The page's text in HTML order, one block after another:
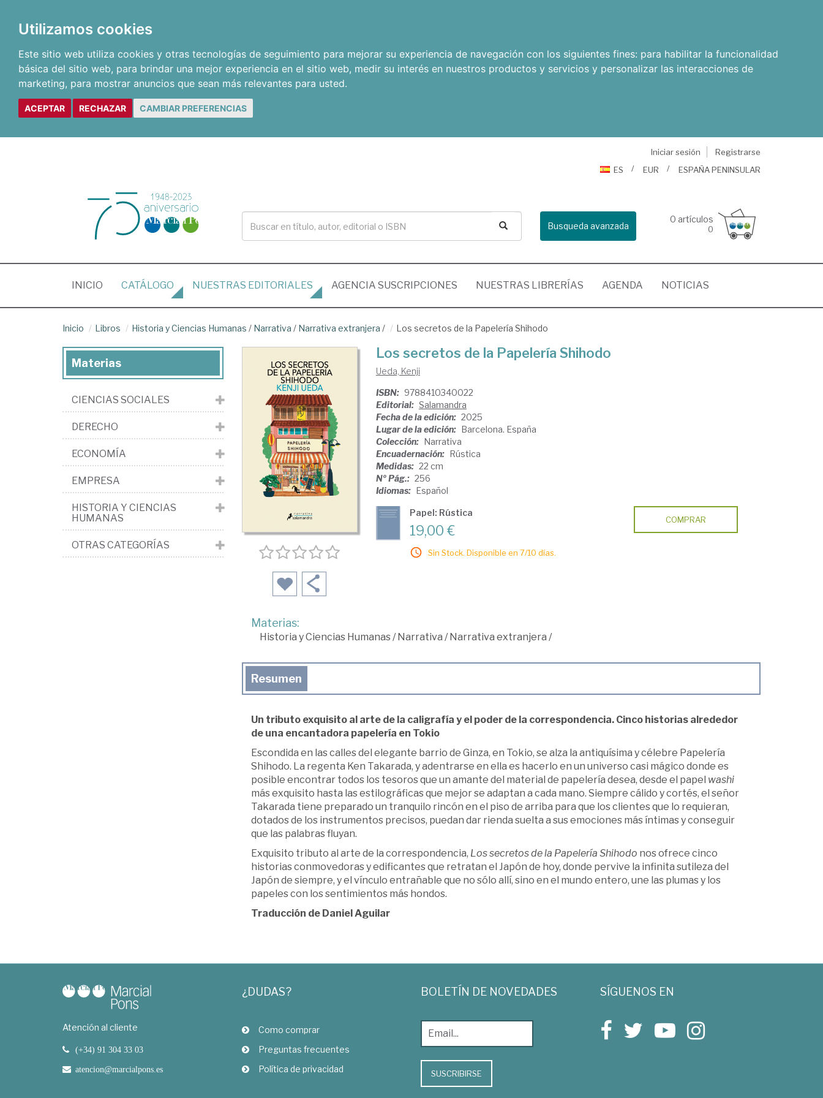
Utilizamos cookies
Este sitio web utiliza cookies y otras tecnologías de seguimiento para mejorar su experiencia de navegación con los siguientes fines: para habilitar la funcionalidad
básica del sitio web, para brindar una mejor experiencia en el sitio web, medir su interés en nuestros productos y servicios y personalizar las interacciones de
marketing, para mostrar anuncios que sean más relevantes para usted.
ACEPTAR RECHAZAR CAMBIAR PREFERENCIAS
Iniciar sesión
Registrarse
ES
EUR ESPAÑA PENINSULAR
Busqueda avanzada
0 artículos
0
INICIO (CURRENT)
CATÁLOGO NUESTRAS EDITORIALES AGENCIA SUSCRIPCIONES NUESTRAS LIBRERÍAS AGENDA NOTICIAS
Inicio Libros Historia y Ciencias Humanas / Narrativa / Narrativa extranjera / Los secretos de la Papelería Shihodo
Los secretos de la Papelería Shihodo
Ueda, Kenji
ISBN: 9788410340022
Editorial: Salamandra
Fecha de la edición: 2025
Lugar de la edición: Barcelona. España
Colección: Narrativa
Encuadernación: Rústica
Medidas: 22 cm
Nº Pág.: 256
Idiomas: Español
Papel: Rústica
19,00 €
Sin Stock. Disponible en 7/10 días.
COMPRAR
Materias:
Historia y Ciencias Humanas/Narrativa /Narrativa extranjera /
Resumen
Un tributo exquisito al arte de la caligrafía y el poder de la correspondencia. Cinco historias alrededor
de una encantadora papelería en Tokio
Escondida en las calles del elegante barrio de Ginza, en Tokio, se alza la antiquísima y célebre Papelería
Shihodo. La regenta Ken Takarada, y adentrarse en ella es hacerlo en un universo casi mágico donde es
posible encontrar todos los tesoros que un amante del material de papelería desea, desde el papel washi
más exquisito hasta las estilográficas que mejor se adaptan a cada mano. Siempre cálido y cortés, el señor
Takarada tiene preparado un tranquilo rincón en el piso de arriba para que los clientes que lo requieran,
dotados de los instrumentos precisos, puedan dar rienda suelta a sus emociones más íntimas y conseguir
que las palabras fluyan.
Exquisito tributo al arte de la correspondencia, Los secretos de la Papelería Shihodo nos ofrece cinco
historias conmovedoras y edificantes que retratan el Japón de hoy, donde pervive la infinita sutileza del
Japón de siempre, y el vínculo entrañable que no sólo allí, sino en el mundo entero, une las plumas y los
papeles con los sentimientos más hondos.
Traducción de Daniel Aguilar
Materias
CIENCIAS SOCIALES
DERECHO
ECONOMÍA
EMPRESA
HISTORIA Y CIENCIAS
HUMANAS
OTRAS CATEGORÍAS
Atención al cliente
(+34) 91 304 33 03
atencion@marcialpons.es
¿DUDAS?
Como comprar
Preguntas frecuentes
Política de privacidad
BOLETÍN DE NOVEDADES
SUSCRIBIRSE
SÍGUENOS EN